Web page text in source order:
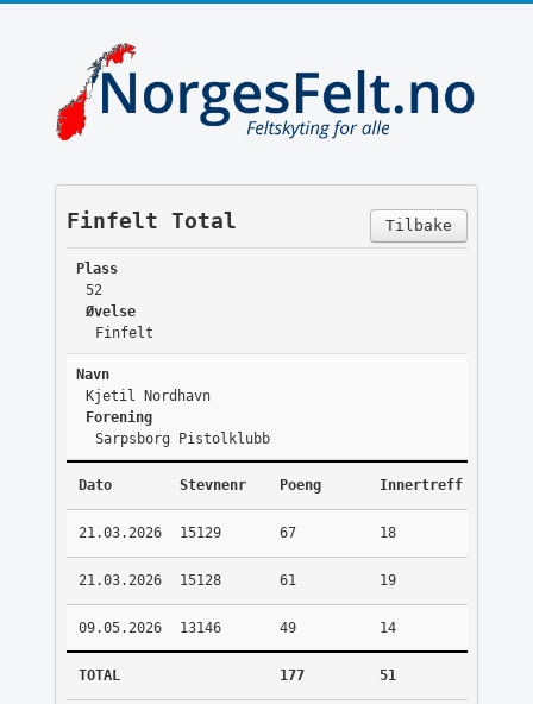
Tilbake
Finfelt Total
Plass
52
Øvelse
Finfelt
Navn
Kjetil Nordhavn
Forening
Sarpsborg Pistolklubb
Dato Stevnenr Poeng Innertreff
21.03.2026 15129 67 18
21.03.2026 15128 61 19
09.05.2026 13146 49 14
TOTAL 177 51